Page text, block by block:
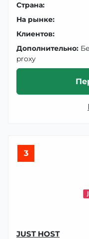
Страна:
На рынке:
Клиентов:
Дополнительно:
proxy
3
JUST HOST